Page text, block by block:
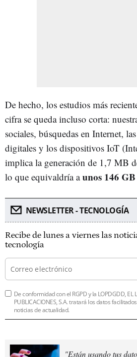
De hecho, los estudios más
cifra se queda incluso corta:
sociales, búsquedas en Internet,
digitales y los dispositivos IoT
implica la generación de 1,7 MB
lo que equivaldría aunos 146
NEWSLETTER - TECNOLOGÍA
Recibe de lunes a viernes las
tecnología
De conformidad con el RGPD y la LOPDGDD, EL
PUBLICACIONES, S.A. tratará los datos
noticias de actualidad.
"Están usando tus